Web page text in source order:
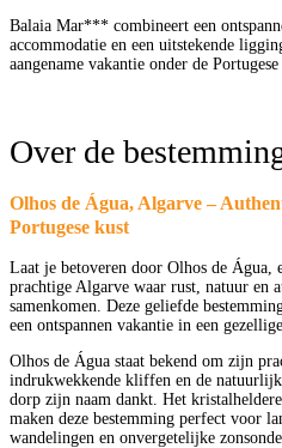
Balaia Mar*** combineert een
accommodatie en een uitstekende
aangename vakantie onder de
Over de
Olhos de Água, Algarve –
Portugese kust
Laat je betoveren door Olhos de Água,
prachtige Algarve waar rust, natuur en
samenkomen. Deze geliefde
een ontspannen vakantie in een
Olhos de Água staat bekend om zijn
indrukwekkende kliffen en de
dorp zijn naam dankt. Het
maken deze bestemming perfect voor
wandelingen en onvergetelijke